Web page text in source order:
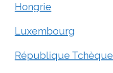
Hongrie
Luxembourg
République Tchèque